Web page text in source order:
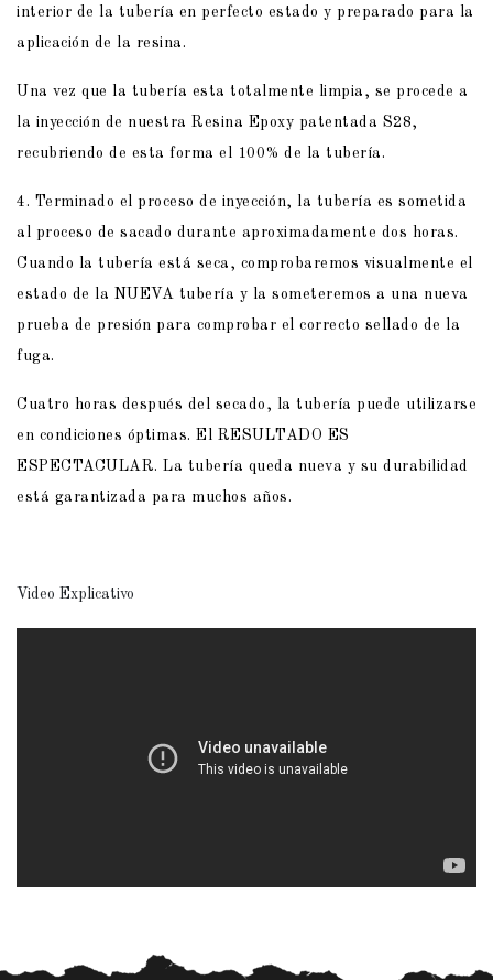
interior de la tubería en perfecto estado y preparado para la
aplicación de la resina.
Una vez que la tubería esta totalmente limpia, se procede a
la inyección de nuestra Resina Epoxy patentada S28,
recubriendo de esta forma el 100% de la tubería.
4. Terminado el proceso de inyección, la tubería es sometida
al proceso de sacado durante aproximadamente dos horas.
Cuando la tubería está seca, comprobaremos visualmente el
estado de la NUEVA tubería y la someteremos a una nueva
prueba de presión para comprobar el correcto sellado de la
fuga.
Cuatro horas después del secado, la tubería puede utilizarse
en condiciones óptimas. El RESULTADO ES
ESPECTACULAR. La tubería queda nueva y su durabilidad
está garantizada para muchos años.
Video Explicativo